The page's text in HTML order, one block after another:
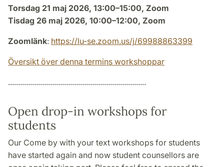
Torsdag 21 maj 2026, 13:00–15:00, Zoom
Tisdag 26 maj 2026, 10:00–12:00, Zoom
Zoomlänk: https://lu-se.zoom.us/j/69988863399
Översikt över denna termins workshoppar
.....................................................................
Open drop-in workshops for
students
Our Come by with your text workshops for students
have started again and now student counsellors are